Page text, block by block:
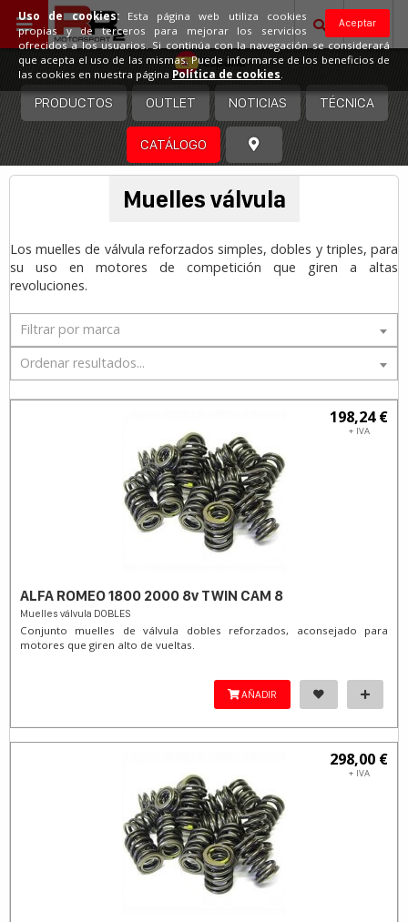
España
PRODUCTOS OUTLET NOTICIAS TÉCNICA
CATÁLOGO
Muelles válvula
Los muelles de válvula reforzados simples, dobles y triples, para
su uso en motores de competición que giren a altas
revoluciones.
Filtrar por marca
Ordenar resultados...
198,24 €
+ IVA
ALFA ROMEO 1800 2000 8v TWIN CAM 8
Muelles válvula DOBLES
Conjunto muelles de válvula dobles reforzados, aconsejado para
motores que giren alto de vueltas.
AÑADIR
298,00 €
+ IVA
Aceptar
Uso de cookies:Esta página web utiliza cookies
propias y de terceros para mejorar los servicios
ofrecidos a los usuarios. Si continúa con la navegación se considerará
que acepta el uso de las mismas. Puede informarse de los beneficios de
las cookies en nuestra página Política de cookies.